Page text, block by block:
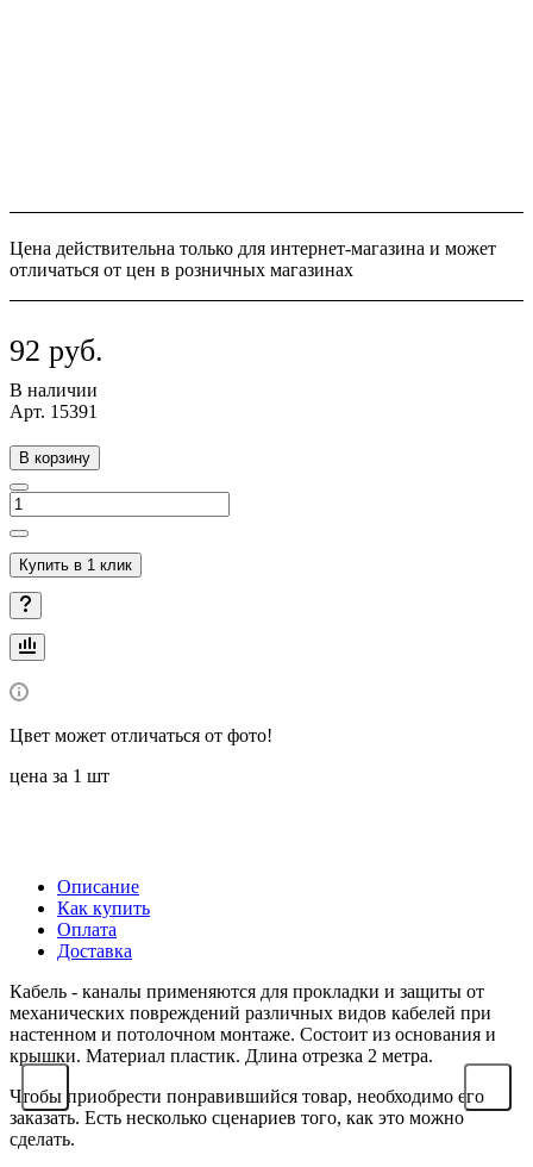
Цена действительна только для интернет-магазина и может
отличаться от цен в розничных магазинах
92 руб.
В наличии
Арт. 15391
В корзину
Купить в 1 клик
Цвет может отличаться от фото!
цена за 1 шт
Описание
Как купить
Оплата
Доставка
Кабель - каналы применяются для прокладки и защиты от
механических повреждений различных видов кабелей при
настенном и потолочном монтаже. Состоит из основания и
крышки. Материал пластик. Длина отрезка 2 метра.
Чтобы приобрести понравившийся товар, необходимо его
заказать. Есть несколько сценариев того, как это можно
сделать.